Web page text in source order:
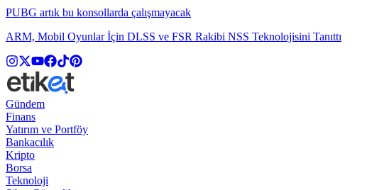
PUBG artık bu konsollarda çalışmayacak
ARM, Mobil Oyunlar İçin DLSS ve FSR Rakibi NSS Teknolojisini Tanıttı
Gündem
Finans
Yatırım ve Portföy
Bankacılık
Kripto
Borsa
Teknoloji